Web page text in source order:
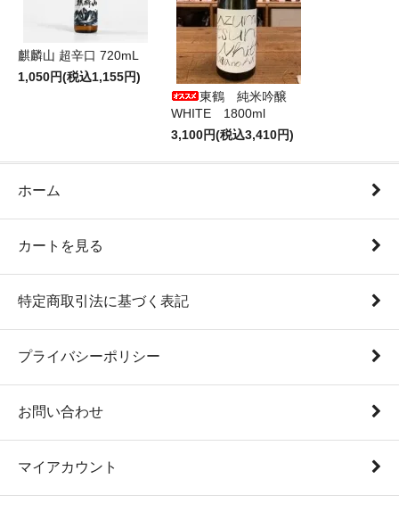
麒麟山 超辛口 720mL
1,050円(税込1,155円)
東鶴 純米吟醸
WHITE 1800ml
3,100円(税込3,410円)
ホーム
カートを見る
特定商取引法に基づく表記
プライバシーポリシー
お問い合わせ
マイアカウント